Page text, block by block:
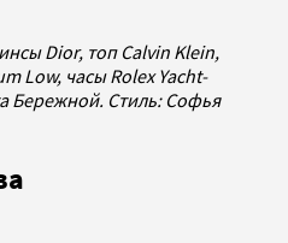
Dior, топ Calvin Klein,
Low, часы Rolex Yacht-
Бережной. Стиль: Софья